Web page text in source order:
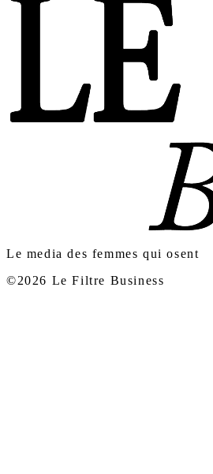
Le media des femmes qui osent
©2026 Le Filtre Business